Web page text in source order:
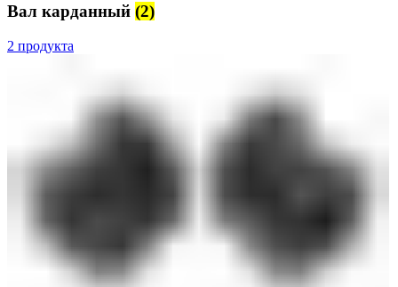
Вал карданный (2)
2 продукта